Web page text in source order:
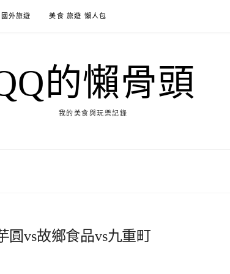
國外旅遊 美食 旅遊 懶人包
的懶骨頭
我的美食與玩樂記錄
圓vs故鄉食品vs九重町